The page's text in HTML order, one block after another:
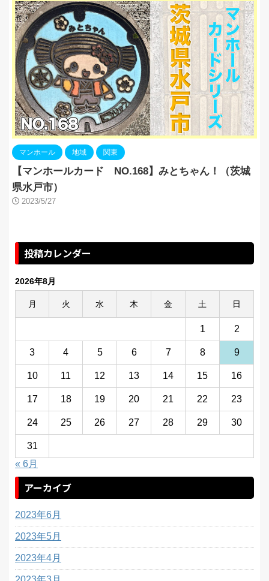
マンホール 地域 関東
【マンホールカード NO.168】みとちゃん！（茨城
県水戸市）
2023/5/27
投稿カレンダー
2026年8月
月 火 水 木 金 土 日
1 2
3 4 5 6 7 8 9
10 11 12 13 14 15 16
17 18 19 20 21 22 23
24 25 26 27 28 29 30
31
« 6月
アーカイブ
2023年6月
2023年5月
2023年4月